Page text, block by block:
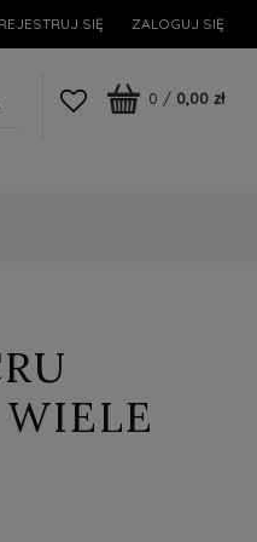
SIĘ ZALOGUJ SIĘ
0 / 0,00 zł